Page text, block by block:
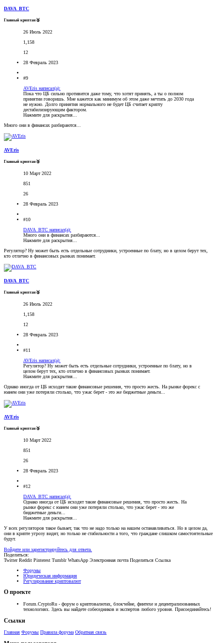
DAVA_BTC
Главный криптан🥈
26 Июль 2022
1,158
12
28 Февраль 2023
#9
AVEris написал(а):
Пока что ЦБ сильно противится даже тому, что хотят принять, а ты о полном
принятии говоришь. Мне кажется как минимум об этом даже мечтать до 2030 года
не нужно. Долго принятия нормального не будет ЦБ считает крипту
дестабилизирующим фактором.
Нажмите для раскрытия...
Много они в финансах разбираются...
AVEris
Главный криптан🥉
10 Март 2022
851
26
28 Февраль 2023
#10
DAVA_BTC написал(а):
Много они в финансах разбираются...
Нажмите для раскрытия...
Регулятор? Ну может быть есть отдельные сотрудники, устроенные по блату, но в целом берут тех,
кто отлично в финансовых рынках понимает.
DAVA_BTC
Главный криптан🥈
26 Июль 2022
1,158
12
28 Февраль 2023
#11
AVEris написал(а):
Регулятор? Ну может быть есть отдельные сотрудники, устроенные по блату, но в
целом берут тех, кто отлично в финансовых рынках понимает.
Нажмите для раскрытия...
Однако иногда от ЦБ исходят такие финансовые решения, что просто жесть. На рынке форекс с
юанем они уже потеряли столько, что ужас берет - это же бюджетные деньги...
AVEris
Главный криптан🥉
10 Март 2022
851
26
28 Февраль 2023
#12
DAVA_BTC написал(а):
Однако иногда от ЦБ исходят такие финансовые решения, что просто жесть. На
рынке форекс с юанем они уже потеряли столько, что ужас берет - это же
бюджетные деньги...
Нажмите для раскрытия...
У всех регуляторов такое бывает, так что не надо только на нашем останавливаться. Но в целом да,
они в крипте угрозу видят, но только не стабильности а того, что граждане слишком самостоятельные
будут.
Войдите или зарегистрируйтесь для ответа.
Поделиться:
Twitter Reddit Pinterest Tumblr WhatsApp Электронная почта Поделиться Ссылка
Форумы
Юридическая информация
Регулирование криптовалют
О проекте
Forum.CryptoRu - форум о криптовалютах, блокчейне, финтехе и децентрализованных
технологиях. Здесь вы найдете собеседников и экспертов любого уровня. Присоединяйтесь!
Ссылки
Главная Форумы Правила форума Обратная связь